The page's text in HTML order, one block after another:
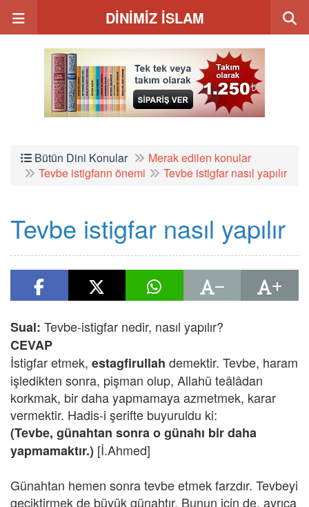
DİNİMİZ İSLAM
Bütün Dini Konular
Merak edilen konular
Tevbe istigfarın önemi
Tevbe istigfar nasıl yapılır
Tevbe istigfar nasıl yapılır
Sual: Tevbe-istigfar nedir, nasıl yapılır?
CEVAP
İstigfar etmek, estagfirullah demektir. Tevbe, haram
işledikten sonra, pişman olup, Allahü teâlâdan
korkmak, bir daha yapmamaya azmetmek, karar
vermektir. Hadis-i şerifte buyuruldu ki:
(Tevbe, günahtan sonra o günahı bir daha
yapmamaktır.) [İ.Ahmed]
Günahtan hemen sonra tevbe etmek farzdır. Tevbeyi
geciktirmek de büyük günahtır. Bunun için de, ayrıca